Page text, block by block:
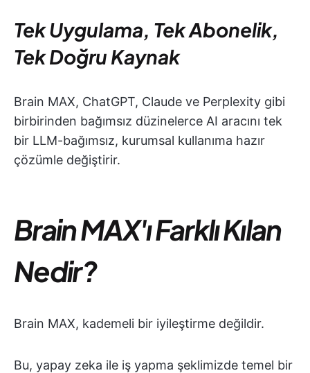
Tek Uygulama, Tek Abonelik,
Tek Doğru Kaynak
Brain MAX, ChatGPT, Claude ve Perplexity gibi
birbirinden bağımsız düzinelerce AI aracını tek
bir LLM-bağımsız, kurumsal kullanıma hazır
çözümle değiştirir.
Brain MAX'ı Farklı Kılan
Nedir?
Brain MAX, kademeli bir iyileştirme değildir.
Bu, yapay zeka ile iş yapma şeklimizde temel bir